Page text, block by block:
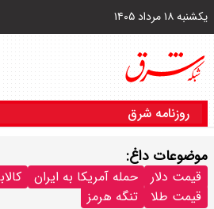
یکشنبه ۱۸ مرداد ۱۴۰۵
روزنامه شرق
موضوعات داغ:
قیمت دلار حمله آمریکا به ایران
قیمت طلا
تنگه هرمز